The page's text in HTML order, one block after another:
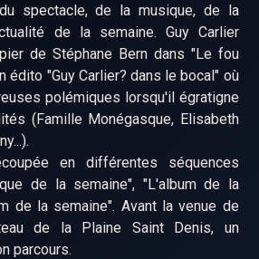
spectacle, de la musique, de la
de la semaine. Guy Carlier
de Stéphane Bern dans "Le fou
édito "Guy Carlier? dans le bocal" où
polémiques lorsqu'il égratigne
(Famille Monégasque, Elisabeth
en différentes séquences
de la semaine", "L'album de la
de la semaine". Avant la venue de
de la Plaine Saint Denis, un
parcours.